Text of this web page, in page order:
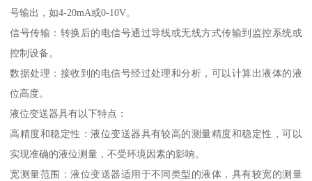
号输出，如4-20mA或0-10V。
信号传输：转换后的电信号通过导线或无线方式传输到监控系统或
控制设备。
数据处理：接收到的电信号经过处理和分析，可以计算出液体的液
位高度。
液位变送器具有以下特点：
高精度和稳定性：液位变送器具有较高的测量精度和稳定性，可以
实现准确的液位测量，不受环境因素的影响。
宽测量范围：液位变送器适用于不同类型的液体，具有较宽的测量